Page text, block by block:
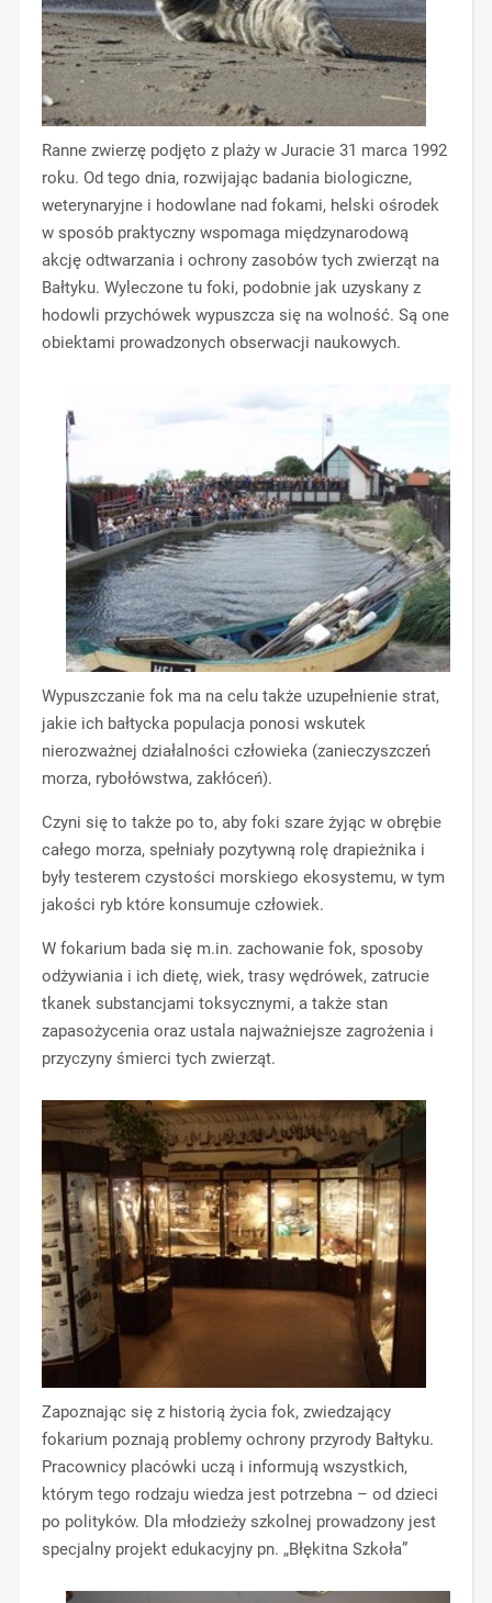
Ranne zwierzę podjęto z plaży w Juracie 31 marca 1992
roku. Od tego dnia, rozwijając badania biologiczne,
weterynaryjne i hodowlane nad fokami, helski ośrodek
w sposób praktyczny wspomaga międzynarodową
akcję odtwarzania i ochrony zasobów tych zwierząt na
Bałtyku. Wyleczone tu foki, podobnie jak uzyskany z
hodowli przychówek wypuszcza się na wolność. Są one
obiektami prowadzonych obserwacji naukowych.
Wypuszczanie fok ma na celu także uzupełnienie strat,
jakie ich bałtycka populacja ponosi wskutek
nierozważnej działalności człowieka (zanieczyszczeń
morza, rybołówstwa, zakłóceń).
Czyni się to także po to, aby foki szare żyjąc w obrębie
całego morza, spełniały pozytywną rolę drapieżnika i
były testerem czystości morskiego ekosystemu, w tym
jakości ryb które konsumuje człowiek.
W fokarium bada się m.in. zachowanie fok, sposoby
odżywiania i ich dietę, wiek, trasy wędrówek, zatrucie
tkanek substancjami toksycznymi, a także stan
zapasożycenia oraz ustala najważniejsze zagrożenia i
przyczyny śmierci tych zwierząt.
Zapoznając się z historią życia fok, zwiedzający
fokarium poznają problemy ochrony przyrody Bałtyku.
Pracownicy placówki uczą i informują wszystkich,
którym tego rodzaju wiedza jest potrzebna – od dzieci
po polityków. Dla młodzieży szkolnej prowadzony jest
specjalny projekt edukacyjny pn. „Błękitna Szkoła”